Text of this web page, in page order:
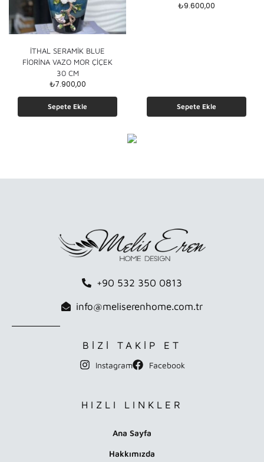
İTHAL SERAMİK BLUE
FİORİNA VAZO MOR ÇİÇEK
30 CM
₺7.900,00
Sepete Ekle
₺9.600,00
Sepete Ekle
+90 532 350 0813
info@meliserenhome.com.tr
BİZİ TAKİP ET
Instagram Facebook
HIZLI LINKLER
Ana Sayfa
Hakkımızda